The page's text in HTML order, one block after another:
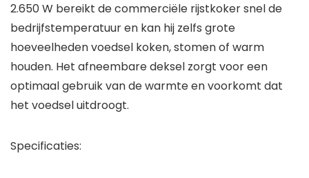
2.650 W bereikt de commerciële rijstkoker snel de
bedrijfstemperatuur en kan hij zelfs grote
hoeveelheden voedsel koken, stomen of warm
houden. Het afneembare deksel zorgt voor een
optimaal gebruik van de warmte en voorkomt dat
het voedsel uitdroogt.
Specificaties: